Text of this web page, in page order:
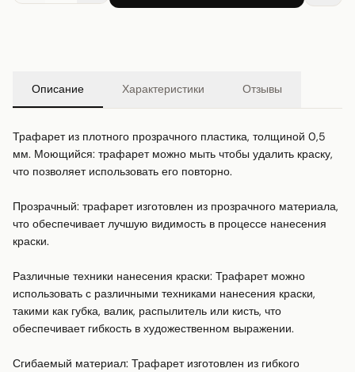
Описание Характеристики Отзывы
Трафарет из плотного прозрачного пластика, толщиной 0,5
мм. Моющийся: трафарет можно мыть чтобы удалить краску,
что позволяет использовать его повторно.
Прозрачный: трафарет изготовлен из прозрачного материала,
что обеспечивает лучшую видимость в процессе нанесения
краски.
Различные техники нанесения краски: Трафарет можно
использовать с различными техниками нанесения краски,
такими как губка, валик, распылитель или кисть, что
обеспечивает гибкость в художественном выражении.
Сгибаемый материал: Трафарет изготовлен из гибкого